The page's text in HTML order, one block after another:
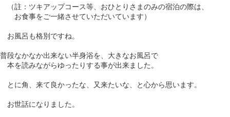
（註：ツキアップコース等、おひとりさまのみの宿泊の際は、
お食事をご一緒させていただいています）
お風呂も格別ですね。
普段なかなか出来ない半身浴を、大きなお風呂で
本を読みながらゆったりする事が出来ました。
とに角、来て良かったな、又来たいな、と心から思います。
お世話になりました。